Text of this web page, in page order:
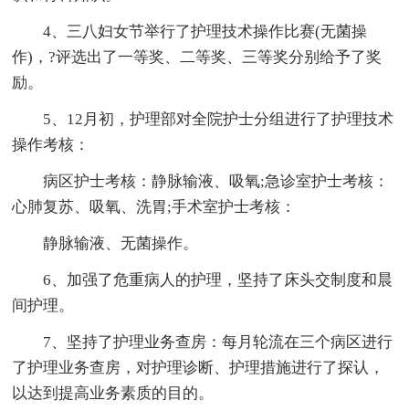
4、三八妇女节举行了护理技术操作比赛(无菌操
作)，?评选出了一等奖、二等奖、三等奖分别给予了奖
励。
5、12月初，护理部对全院护士分组进行了护理技术
操作考核：
病区护士考核：静脉输液、吸氧;急诊室护士考核：
心肺复苏、吸氧、洗胃;手术室护士考核：
静脉输液、无菌操作。
6、加强了危重病人的护理，坚持了床头交制度和晨
间护理。
7、坚持了护理业务查房：每月轮流在三个病区进行
了护理业务查房，对护理诊断、护理措施进行了探认，
以达到提高业务素质的目的。